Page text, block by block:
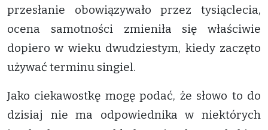
przesłanie obowiązywało przez tysiąclecia,
ocena samotności zmieniła się właściwie
dopiero w wieku dwudziestym, kiedy zaczęto
używać terminu singiel.
Jako ciekawostkę mogę podać, że słowo to do
dzisiaj nie ma odpowiednika w niektórych